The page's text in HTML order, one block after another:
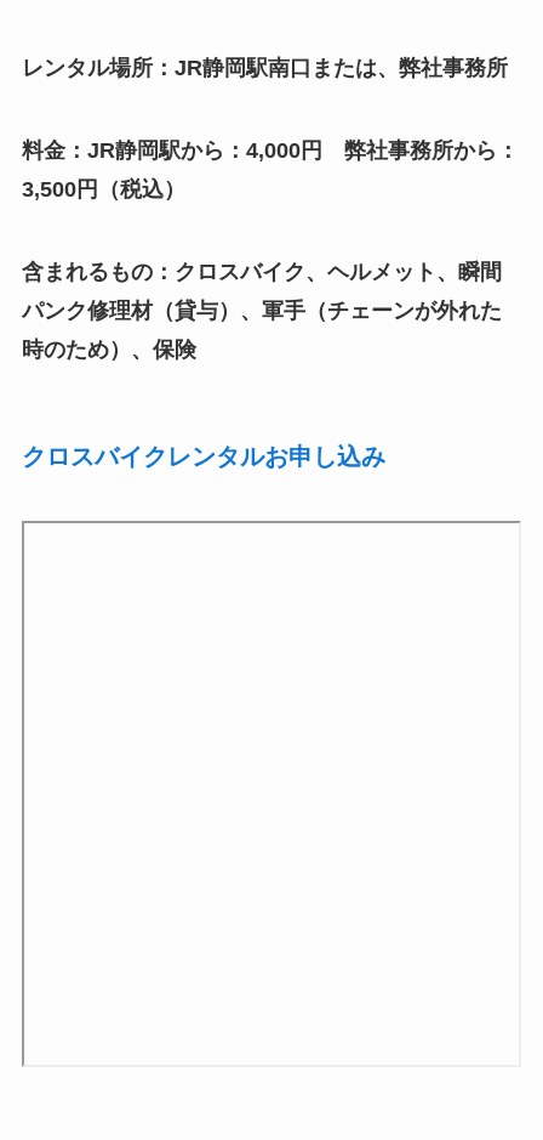
レンタル場所：JR静岡駅南口または、弊社事務所
料金：JR静岡駅から：4,000円 弊社事務所から：
3,500円（税込）
含まれるもの：クロスバイク、ヘルメット、瞬間
パンク修理材（貸与）、軍手（チェーンが外れた
時のため）、保険
クロスバイクレンタルお申し込み